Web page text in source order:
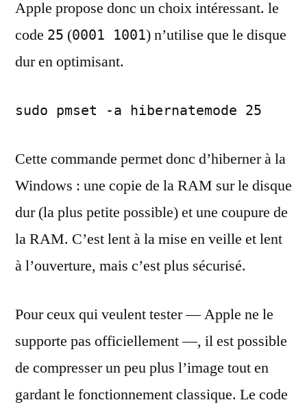
Apple propose donc un choix intéressant. le
code 25 (0001 1001) n’utilise que le disque
dur en optimisant.
sudo pmset -a hibernatemode 25
Cette commande permet donc d’hiberner à la
Windows : une copie de la RAM sur le disque
dur (la plus petite possible) et une coupure de
la RAM. C’est lent à la mise en veille et lent
à l’ouverture, mais c’est plus sécurisé.
Pour ceux qui veulent tester — Apple ne le
supporte pas officiellement —, il est possible
de compresser un peu plus l’image tout en
gardant le fonctionnement classique. Le code